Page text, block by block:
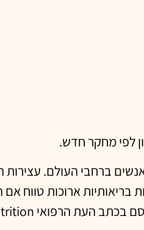
לפי מחקר חדש.
ברחבי העולם. עצירות
ארוכות טווח